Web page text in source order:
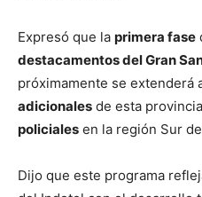
Expresó que la primera fase
destacamentos del Gran
próximamente se extenderá
adicionales de esta
policiales en la región Sur
Dijo que este programa